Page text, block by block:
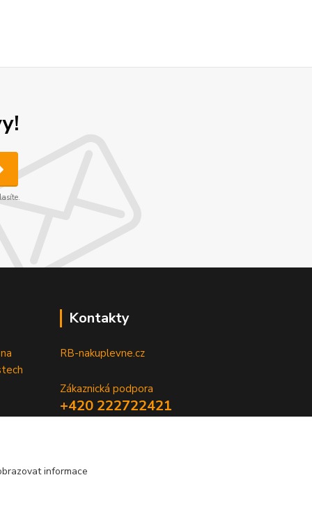
Kontakty
RB-nakuplevne.cz
Zákaznická podpora
+420 222722421
informace